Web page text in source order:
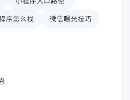
序怎么找 微信曝光技巧